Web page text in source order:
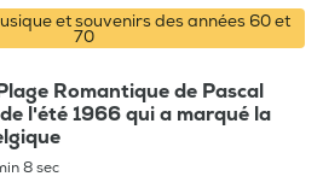
et souvenirs des années 60 et
70
Romantique de Pascal
l'été 1966 qui a marqué la
8 sec